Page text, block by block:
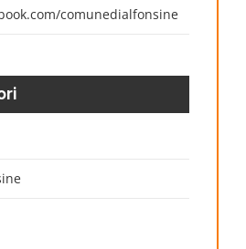
comunedialfonsine